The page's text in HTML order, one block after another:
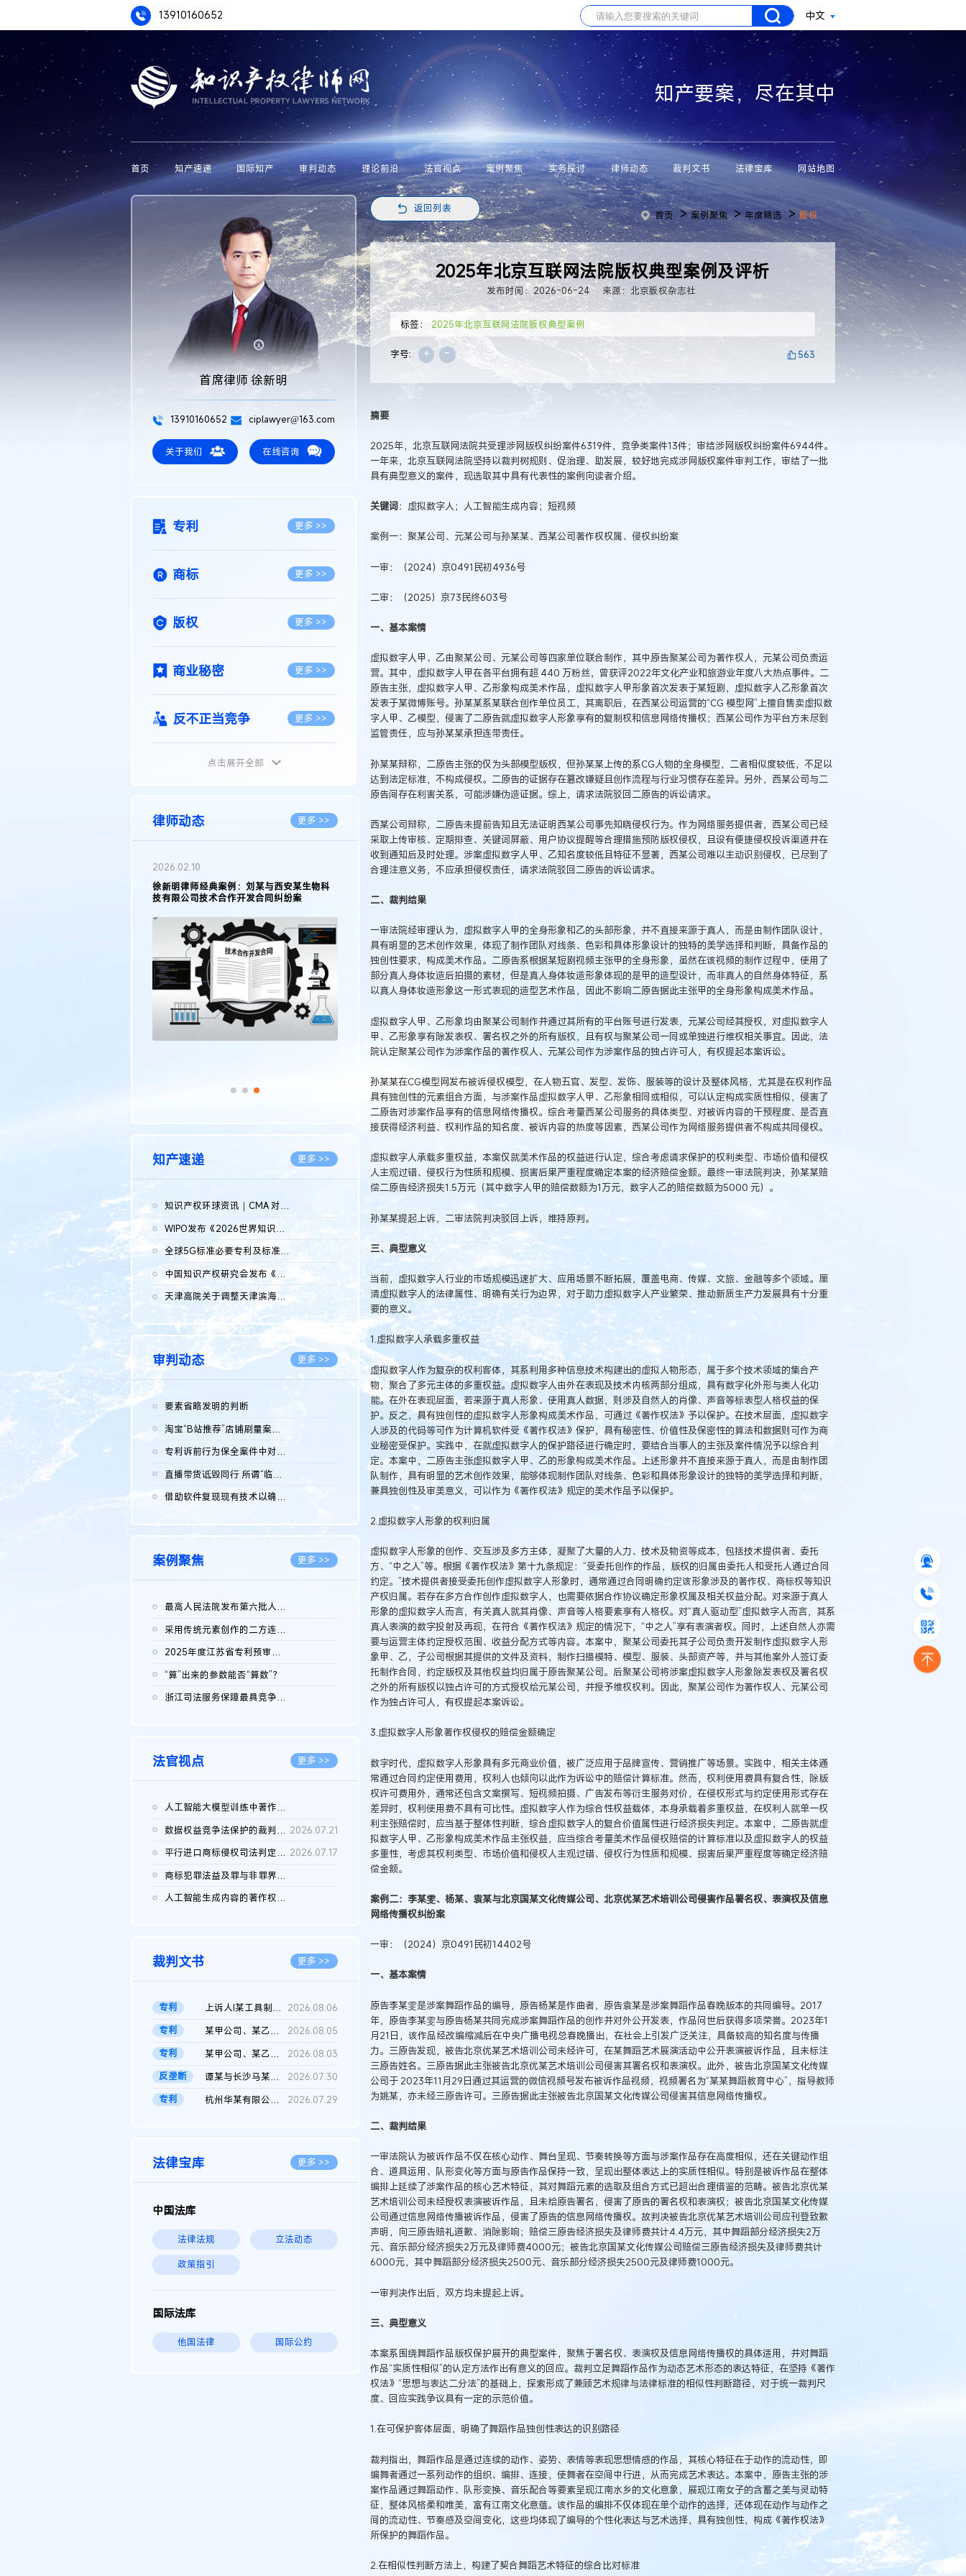
13910160652 中文
知产要案，尽在其中
首页 知产速递 国际知产 审判动态 理论前沿 法官视点 案例聚焦 实务探讨 律师动态 裁判文书 法律宝库 网站地图
首席律师 徐新明
13910160652 ciplawyer@163.com
关于我们 在线咨询
专利 更多 >>
商标 更多 >>
版权 更多 >>
商业秘密 更多 >>
反不正当竞争 更多 >>
植物新品种
地理标志 更多 >>
集成电路布图设计
传统文化 更多 >>
点击展开全部
律师动态 更多 >>
徐新明律师接受《天津日报》采访：解读
2025年度天津市专利行政保护案例
著名知识产权律师徐新明接受《中国经营
报》采访：技术革新下知识产权保护面临新
2026.02.10
知产速递 更多 >>
知识产权环球资讯｜CMA 对微软发起调查；批量搬运二手平台数据构...
WIPO发布《2026世界知识产权报告》 含报告全文
全球5G标准必要专利及标准提案研究报告（2026年）全文发布
中国知识产权研究会发布《2025年度中国企业海外知识产权纠纷调查...
2026.08.07
天津高院关于调整天津滨海高新技术产业开发区华苑科技园一审普通...
2026.08.07
审判动态 更多 >>
要素省略发明的判断
淘宝“B站推荐”店铺刷量案维持原判，两被告连带赔偿150万元
专利诉前行为保全案件中对仿制药申请人曾作出三类声明的考量及违...
直播带货诋毁同行 所谓“临场发挥”不免责
借助软件复现现有技术以确认相关参数特征是否被公开
案例聚焦 更多 >>
最高人民法院发布第六批人民法院种业知识产权司法保护典型案例 含...
采用传统元素创作的二方连续装饰图案作品的独创性及侵权对比认定
2025年度江苏省专利预审典型案例
“算”出来的参数能否“算数”？
浙江司法服务保障最具竞争力营商环境建设典型案例（第二批）含侵...
法官视点 更多 >>
人工智能大模型训练中著作权的合理使用
2026.07.28
数据权益竞争法保护的裁判路径构建 2026.07.21
平行进口商标侵权司法判定规则的困境与纾解 2026.07.17
商标犯罪法益及罪与非罪界限研究
人工智能生成内容的著作权司法认定：演进逻辑、现实困境与规则建...
裁判文书 更多 >>
专利 上诉人I某工具制品有限公司与被上诉人程某及一审被告中华人民共和...
2026.08.06
专利
某甲公司、某乙公司、某丙公司申请诉前行为保全复议裁定书
2026.08.05
专利
某甲公司、某乙公司、官某与某丙公司专利申请权权属纠纷 二审判决...
2026.08.03
反垄断
谭某与长沙马某堆农产品股份有限公司滥用市场支配地位纠纷二审裁...
2026.07.30
专利
杭州华某有限公司与菲某有限公司侵害发明专利权纠纷 2026.07.29
法律宝库 更多 >>
中国法库
法律法规 立法动态
政策指引
国际法库
他国法律 国际公约
返回列表
首页 >案例聚焦 >年度精选 >版权
2025年北京互联网法院版权典型案例及评析
发布时间：2026-06-24 来源：北京版权杂志社
标签： 2025年北京互联网法院版权典型案例
字号: + - 563
摘要
2025年，北京互联网法院共受理涉网版权纠纷案件6319件，竞争类案件13件；审结涉网版权纠纷案件6944件。
一年来，北京互联网法院坚持以裁判树规则、促治理、助发展，较好地完成涉网版权案件审判工作，审结了一批
具有典型意义的案件，现选取其中具有代表性的案例向读者介绍。
关键词：虚拟数字人；人工智能生成内容；短视频
案例一：聚某公司、元某公司与孙某某、西某公司著作权权属、侵权纠纷案
一审：（2024）京0491民初4936号
二审：（2025）京73民终603号
一、基本案情
虚拟数字人甲、乙由聚某公司、元某公司等四家单位联合制作，其中原告聚某公司为著作权人，元某公司负责运
营。其中，虚拟数字人甲在各平台拥有超 440 万粉丝，曾获评2022年文化产业和旅游业年度八大热点事件。二
原告主张，虚拟数字人甲、乙形象构成美术作品，虚拟数字人甲形象首次发表于某短剧，虚拟数字人乙形象首次
发表于某微博账号。孙某某系某联合创作单位员工，其离职后，在西某公司运营的“CG 模型网”上擅自售卖虚拟数
字人甲、乙模型，侵害了二原告就虚拟数字人形象享有的复制权和信息网络传播权；西某公司作为平台方未尽到
监管责任，应与孙某某承担连带责任。
孙某某辩称，二原告主张的仅为头部模型版权，但孙某某上传的系CG人物的全身模型，二者相似度较低，不足以
达到法定标准，不构成侵权。二原告的证据存在篡改嫌疑且创作流程与行业习惯存在差异。另外，西某公司与二
原告间存在利害关系，可能涉嫌伪造证据。综上，请求法院驳回二原告的诉讼请求。
西某公司辩称，二原告未提前告知且无法证明西某公司事先知晓侵权行为。作为网络服务提供者，西某公司已经
采取上传审核、定期排查、关键词屏蔽、用户协议提醒等合理措施预防版权侵权，且设有便捷侵权投诉渠道并在
收到通知后及时处理。涉案虚拟数字人甲、乙知名度较低且特征不显著，西某公司难以主动识别侵权，已尽到了
合理注意义务，不应承担侵权责任，请求法院驳回二原告的诉讼请求。
二、裁判结果
一审法院经审理认为，虚拟数字人甲的全身形象和乙的头部形象，并不直接来源于真人，而是由制作团队设计，
具有明显的艺术创作效果，体现了制作团队对线条、色彩和具体形象设计的独特的美学选择和判断，具备作品的
独创性要求，构成美术作品。二原告系根据某短剧视频主张甲的全身形象，虽然在该视频的制作过程中，使用了
部分真人身体妆造后拍摄的素材，但是真人身体妆造形象体现的是甲的造型设计，而非真人的自然身体特征，系
以真人身体妆造形象这一形式表现的造型艺术作品，因此不影响二原告据此主张甲的全身形象构成美术作品。
虚拟数字人甲、乙形象均由聚某公司制作并通过其所有的平台账号进行发表，元某公司经其授权，对虚拟数字人
甲、乙形象享有除发表权、署名权之外的所有版权，且有权与聚某公司一同或单独进行维权相关事宜。因此，法
院认定聚某公司作为涉案作品的著作权人、元某公司作为涉案作品的独占许可人，有权提起本案诉讼。
孙某某在CG模型网发布被诉侵权模型，在人物五官、发型、发饰、服装等的设计及整体风格，尤其是在权利作品
具有独创性的元素组合方面，与涉案作品虚拟数字人甲、乙形象相同或相似，可以认定构成实质性相似，侵害了
二原告对涉案作品享有的信息网络传播权。综合考量西某公司服务的具体类型、对被诉内容的干预程度、是否直
接获得经济利益、权利作品的知名度、被诉内容的热度等因素，西某公司作为网络服务提供者不构成共同侵权。
虚拟数字人承载多重权益，本案仅就美术作品的权益进行认定，综合考虑请求保护的权利类型、市场价值和侵权
人主观过错、侵权行为性质和规模、损害后果严重程度确定本案的经济赔偿金额。最终一审法院判决，孙某某赔
偿二原告经济损失1.5万元（其中数字人甲的赔偿数额为1万元，数字人乙的赔偿数额为5000 元）。
孙某某提起上诉，二审法院判决驳回上诉，维持原判。
三、典型意义
当前，虚拟数字人行业的市场规模迅速扩大、应用场景不断拓展，覆盖电商、传媒、文旅、金融等多个领域。厘
清虚拟数字人的法律属性、明确有关行为边界，对于助力虚拟数字人产业繁荣、推动新质生产力发展具有十分重
要的意义。
1.虚拟数字人承载多重权益
虚拟数字人作为复杂的权利客体，其系利用多种信息技术构建出的虚拟人物形态，属于多个技术领域的集合产
物，聚合了多元主体的多重权益。虚拟数字人由外在表现及技术内核两部分组成，具有数字化外形与类人化功
能。在外在表现层面，若来源于真人形象、使用真人数据，则涉及自然人的肖像、声音等标表型人格权益的保
护。反之，具有独创性的虚拟数字人形象构成美术作品，可通过《著作权法》予以保护。在技术层面，虚拟数字
人涉及的代码等可作为计算机软件受《著作权法》保护，具有秘密性、价值性及保密性的算法和数据则可作为商
业秘密受保护。实践中，在就虚拟数字人的保护路径进行确定时，要结合当事人的主张及案件情况予以综合判
定。本案中，二原告主张虚拟数字人甲、乙的形象构成美术作品。上述形象并不直接来源于真人，而是由制作团
队制作，具有明显的艺术创作效果，能够体现制作团队对线条、色彩和具体形象设计的独特的美学选择和判断，
兼具独创性及审美意义，可以作为《著作权法》规定的美术作品予以保护。
2.虚拟数字人形象的权利归属
虚拟数字人形象的创作、交互涉及多方主体，凝聚了大量的人力、技术及物资等成本，包括技术提供者、委托
方、“中之人”等。根据《著作权法》第十九条规定：“受委托创作的作品，版权的归属由委托人和受托人通过合同
约定。”技术提供者接受委托创作虚拟数字人形象时，通常通过合同明确约定该形象涉及的著作权、商标权等知识
产权归属。若存在多方合作创作虚拟数字人，也需要依据合作协议确定形象权属及相关权益分配。对来源于真人
形象的虚拟数字人而言，有关真人就其肖像、声音等人格要素享有人格权。对“真人驱动型”虚拟数字人而言，其系
真人表演的数字投射及再现，在符合《著作权法》规定的情况下，“中之人”享有表演者权。同时，上述自然人亦需
要与运营主体约定授权范围、收益分配方式等内容。本案中，聚某公司委托其子公司负责开发制作虚拟数字人形
象甲、乙，子公司根据其提供的文件及资料，制作扫描模特、模型、服装、头部资产等，并与其他案外人签订委
托制作合同，约定版权及其他权益均归属于原告聚某公司。后聚某公司将涉案虚拟数字人形象除发表权及署名权
之外的所有版权以独占许可的方式授权给元某公司，并授予维权权利。因此，聚某公司作为著作权人、元某公司
作为独占许可人，有权提起本案诉讼。
3.虚拟数字人形象著作权侵权的赔偿金额确定
数字时代，虚拟数字人形象具有多元商业价值，被广泛应用于品牌宣传、营销推广等场景。实践中，相关主体通
常通过合同约定使用费用，权利人也倾向以此作为诉讼中的赔偿计算标准。然而，权利使用费具有复合性，除版
权许可费用外，通常还包含文案撰写、短视频拍摄、广告发布等衍生服务对价，在侵权形式与约定使用形式存在
差异时，权利使用费不具有可比性。虚拟数字人作为综合性权益载体，本身承载着多重权益，在权利人就单一权
利主张赔偿时，应当基于整体性判断，综合虚拟数字人的复合价值属性进行经济损失判定。本案中，二原告就虚
拟数字人甲、乙形象构成美术作品主张权益，应当综合考量美术作品侵权赔偿的计算标准以及虚拟数字人的权益
多重性，考虑其权利类型、市场价值和侵权人主观过错、侵权行为性质和规模、损害后果严重程度等确定经济赔
偿金额。
案例二：李某雯、杨某、袁某与北京国某文化传媒公司、北京优某艺术培训公司侵害作品署名权、表演权及信息
网络传播权纠纷案
一审：（2024）京0491民初14402号
一、基本案情
原告李某雯是涉案舞蹈作品的编导，原告杨某是作曲者，原告袁某是涉案舞蹈作品春晚版本的共同编导。2017
年，原告李某雯与原告杨某共同完成涉案舞蹈作品的创作并对外公开发表，作品问世后获得多项荣誉。2023年1
月21日，该作品经改编缩减后在中央广播电视总春晚播出，在社会上引发广泛关注，具备较高的知名度与传播
力。三原告发现，被告北京优某艺术培训公司未经许可，在某舞蹈艺术展演活动中公开表演被诉作品，且未标注
三原告姓名。三原告据此主张被告北京优某艺术培训公司侵害其署名权和表演权。此外，被告北京国某文化传媒
公司于 2023年11月29日通过其运营的微信视频号发布被诉作品视频，视频署名为“某某舞蹈教育中心”，指导教师
为姚某，亦未经三原告许可。三原告据此主张被告北京国某文化传媒公司侵害其信息网络传播权。
二、裁判结果
一审法院认为被诉作品不仅在核心动作、舞台呈现、节奏转换等方面与涉案作品存在高度相似，还在关键动作组
合、道具运用、队形变化等方面与原告作品保持一致，呈现出整体表达上的实质性相似。特别是被诉作品在整体
编排上延续了涉案作品的核心艺术特征，其对舞蹈元素的选取及组合方式已超出合理借鉴的范畴。被告北京优某
艺术培训公司未经授权表演被诉作品，且未给原告署名，侵害了原告的署名权和表演权；被告北京国某文化传媒
公司通过信息网络传播被诉作品，侵害了原告的信息网络传播权。故判决被告北京优某艺术培训公司应刊登致歉
声明，向三原告赔礼道歉、消除影响；赔偿三原告经济损失及律师费共计4.4万元，其中舞蹈部分经济损失2万
元、音乐部分经济损失2万元及律师费4000元；被告北京国某文化传媒公司赔偿三原告经济损失及律师费共计
6000元，其中舞蹈部分经济损失2500元、音乐部分经济损失2500元及律师费1000元。
一审判决作出后，双方均未提起上诉。
三、典型意义
本案系围绕舞蹈作品版权保护展开的典型案件，聚焦于署名权、表演权及信息网络传播权的具体适用，并对舞蹈
作品“实质性相似”的认定方法作出有意义的回应。裁判立足舞蹈作品作为动态艺术形态的表达特征，在坚持《著作
权法》“思想与表达二分法”的基础上，探索形成了兼顾艺术规律与法律标准的相似性判断路径，对于统一裁判尺
度、回应实践争议具有一定的示范价值。
1.在可保护客体层面，明确了舞蹈作品独创性表达的识别路径
裁判指出，舞蹈作品是通过连续的动作、姿势、表情等表现思想情感的作品，其核心特征在于动作的流动性，即
编舞者通过一系列动作的组织、编排、连接，使舞者在空间中行进，从而完成艺术表达。本案中，原告主张的涉
案作品通过舞蹈动作、队形变换、音乐配合等要素呈现江南水乡的文化意象，展现江南女子的含蓄之美与灵动特
征，整体风格柔和唯美，富有江南文化意蕴。该作品的编排不仅体现在单个动作的选择，还体现在动作与动作之
间的流动性、节奏感及空间变化，这些均体现了编导的个性化表达与艺术选择，具有独创性，构成《著作权法》
所保护的舞蹈作品。
2.在相似性判断方法上，构建了契合舞蹈艺术特征的综合比对标准